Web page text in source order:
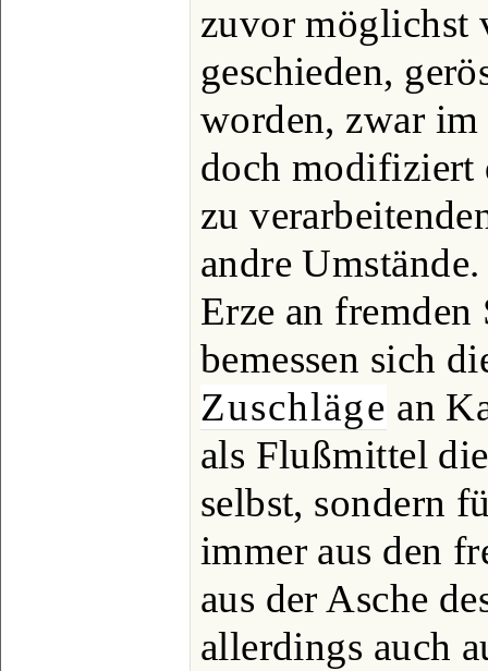
zuvor möglichst
geschieden,
worden, zwar im
doch modifiziert
zu
andre
Erze an
bemessen sich
Zuschläge an
als Flußmittel
selbst, sondern
immer aus den
aus der Asche
allerdings auch